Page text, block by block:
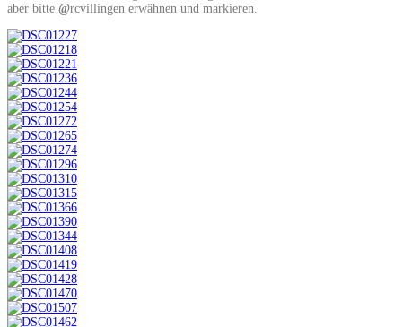
aber bitte @rcvillingen erwähnen und markieren.